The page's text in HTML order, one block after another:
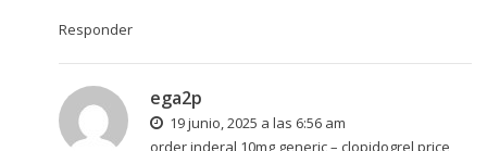
Responder
ega2p
19 junio, 2025 a las 6:56 am
order inderal 10mg generic – clopidogrel price